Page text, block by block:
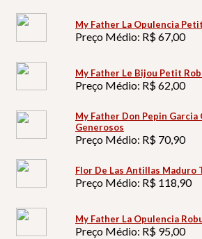
My Father La Opulencia Petit
Preço Médio: R$ 67,00
My Father Le Bijou Petit
Preço Médio: R$ 62,00
My Father Don Pepin Garcia
Generosos
Preço Médio: R$ 70,90
Flor De Las Antillas Maduro
Preço Médio: R$ 118,90
My Father La Opulencia
Preço Médio: R$ 95,00